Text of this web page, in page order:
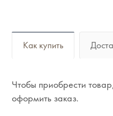
Как купить
Чтобы приобрести
оформить заказ.